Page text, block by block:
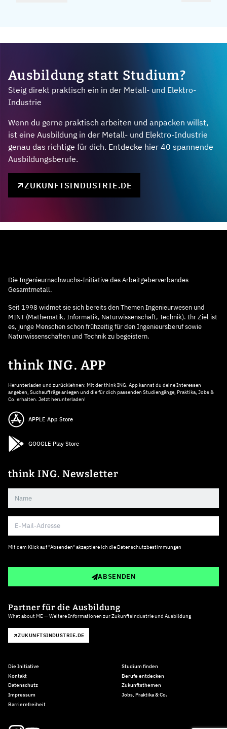
Ausbildung statt Studium?
Steig direkt praktisch ein in der Metall- und Elektro-
Industrie
Wenn du gerne praktisch arbeiten und anpacken willst,
ist eine Ausbildung in der Metall- und Elektro-Industrie
genau das richtige für dich. Entdecke hier 40 spannende
Ausbildungsberufe.
ZUKUNFTSINDUSTRIE.DE
Die Ingenieurnachwuchs-Initiative des Arbeitgeberverbandes
Gesamtmetall.
Seit 1998 widmet sie sich bereits den Themen Ingenieurwesen und
MINT (Mathematik, Informatik, Naturwissenschaft, Technik). Ihr Ziel ist
es, junge Menschen schon frühzeitig für den Ingenieursberuf sowie
Naturwissenschaften und Technik zu begeistern.
think ING. APP
Herunterladen und zurücklehnen: Mit der think ING. App kannst du deine Interessen
angeben, Suchaufträge anlegen und die für dich passenden Studiengänge, Praktika, Jobs &
Co. erhalten. Jetzt herunterladen!
APPLE App Store
GOOGLE Play Store
think ING. Newsletter
Mit dem Klick auf "Absenden" akzeptiere ich die Datenschutzbestimmungen
ABSENDEN
Partner für die Ausbildung
What about ME — Weitere Informationen zur Zukunftsindustrie und Ausbildung
ZUKUNFTSINDUSTRIE.DE
Die Initiative
Kontakt
Datenschutz
Impressum
Barrierefreiheit
Studium finden
Berufe entdecken
Zukunftsthemen
Jobs, Praktika & Co.